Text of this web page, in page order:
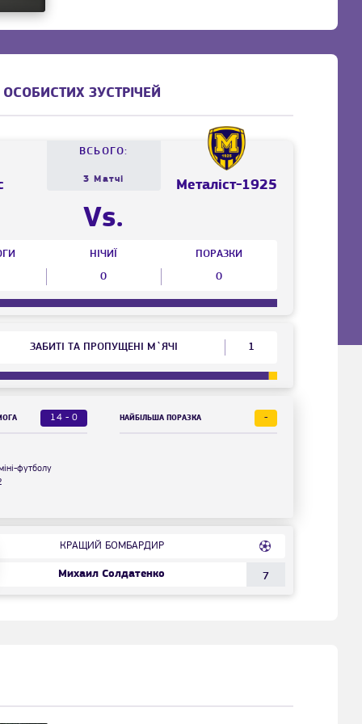
ЗУСТРІЧЕЙ
ВСЬОГО:
3 Матчі
Vs.
Металіст-1925
НІЧИЇ
0
ПОРАЗКИ
0
ЗАБИТІ ТА ПРОПУЩЕНІ М`ЯЧІ 1
14 - 0
футболу
НАЙБІЛЬША ПОРАЗКА -
КРАЩИЙ БОМБАРДИР
Михаил Солдатенко 7